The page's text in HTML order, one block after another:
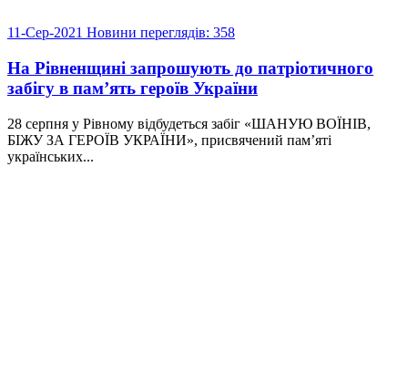
11-Сер-2021 Новини переглядів: 358
На Рівненщині запрошують до патріотичного
забігу в пам’ять героїв України
28 серпня у Рівному відбудеться забіг «ШАНУЮ ВОЇНІВ,
БІЖУ ЗА ГЕРОЇВ УКРАЇНИ», присвячений пам’яті
українських...